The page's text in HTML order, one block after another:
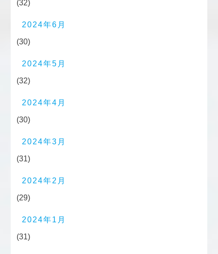
(32)
2024年6月
(30)
2024年5月
(32)
2024年4月
(30)
2024年3月
(31)
2024年2月
(29)
2024年1月
(31)